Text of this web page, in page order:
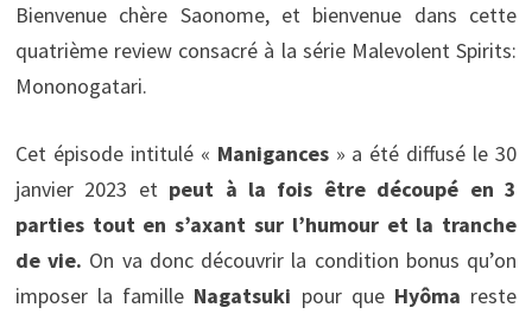
Bienvenue chère Saonome, et bienvenue dans cette
quatrième review consacré à la série Malevolent Spirits:
Mononogatari.
Cet épisode intitulé « Manigances» a été diffusé le 30
janvier 2023 et peut à la fois être découpé en 3
parties tout en s’axant sur l’humour et la tranche
de vie. On va donc découvrir la condition bonus qu’on
imposer la famille Nagatsuki pour que Hyôma reste